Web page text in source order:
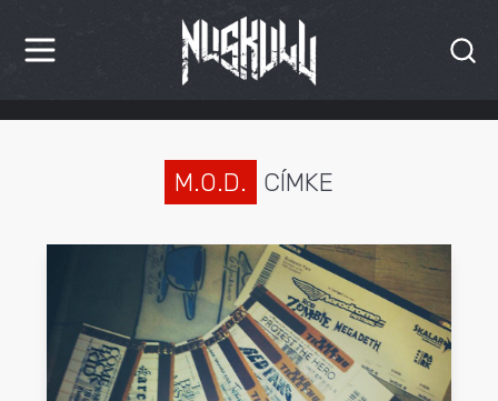
HÍREK
PREMIEREK
KULT
M.O.D. CÍMKE